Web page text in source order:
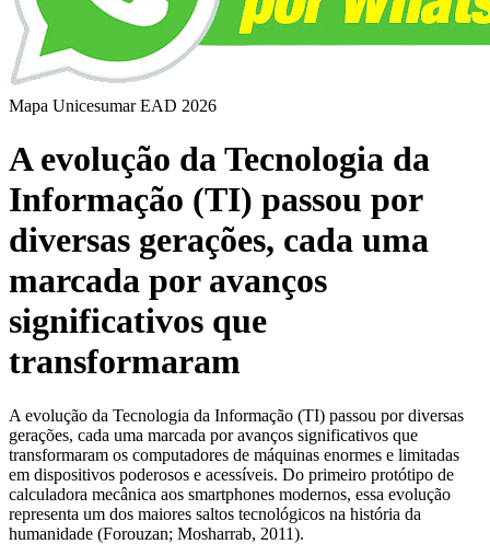
Mapa Unicesumar EAD 2026
A evolução da Tecnologia da
Informação (TI) passou por
diversas gerações, cada uma
marcada por avanços
significativos que
transformaram
​A evolução da Tecnologia da Informação (TI) passou por diversas
gerações, cada uma marcada por avanços significativos que
transformaram os computadores de máquinas enormes e limitadas
em dispositivos poderosos e acessíveis. Do primeiro protótipo de
calculadora mecânica aos smartphones modernos, essa evolução
representa um dos maiores saltos tecnológicos na história da
humanidade (Forouzan; Mosharrab, 2011).